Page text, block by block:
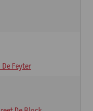
Feyter